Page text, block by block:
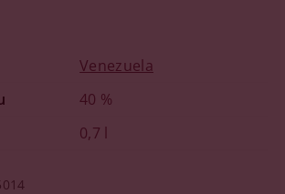
Venezuela
40 %
0,7 l